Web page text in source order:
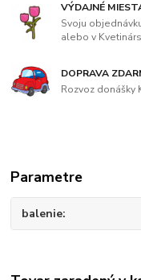
VÝDAJNÉ
Svoju
alebo v
DOPRAVA
Rozvoz donášky
Parametre
balenie